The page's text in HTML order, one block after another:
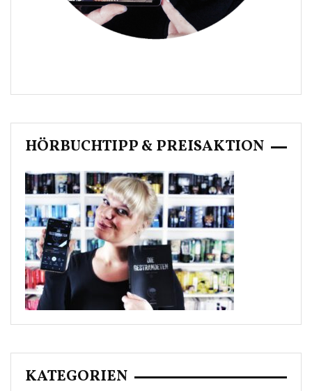
HÖRBUCHTIPP & PREISAKTION
KATEGORIEN